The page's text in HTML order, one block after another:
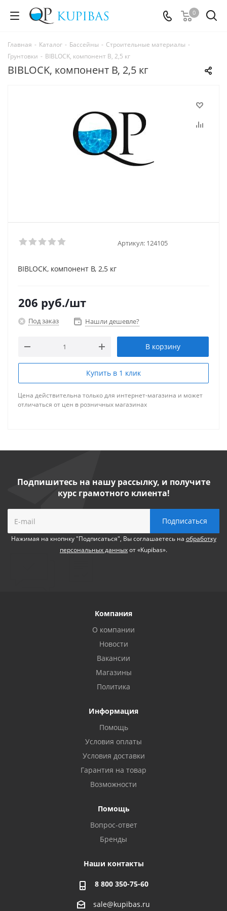
0
Главная - Каталог - Бассейны - Строительные материалы -
Грунтовки - BIBLOCK, компонент В, 2,5 кг
BIBLOCK, компонент В, 2,5 кг
Артикул: 124105
BIBLOCK, компонент В, 2,5 кг
206 руб./шт
Под заказ Нашли дешевле?
В корзину
Купить в 1 клик
Цена действительна только для интернет-магазина и может
отличаться от цен в розничных магазинах
Подпишитесь на нашу рассылку, и получите
курс грамотного клиента!
Нажимая на кнопнку "Подписаться", Вы соглашаетесь на обработку
персональных данныхот «Kupibas».
Компания
О компании
Новости
Вакансии
Магазины
Политика
Информация
Помощь
Условия оплаты
Условия доставки
Гарантия на товар
Возможности
Помощь
Вопрос-ответ
Бренды
Наши контакты
8 800 350-75-60
sale@kupibas.ru